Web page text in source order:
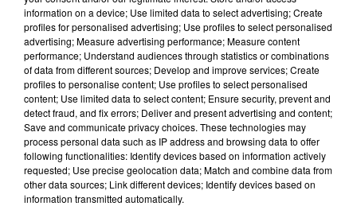
TNT, globalement en repli au profit de leurs rivales
historiques et des chaînes d’info, TMC (-0,4 point à
2,7 %) se maintient devant C8 (-0,7 point à 2,4 %). W9
est stable à 2,7 % et RMC Découverte gagne 0,4 point à
2,5 %. France 4, qui s’est muée en chaîne éducative le
23 mars, cède 0,4 point à 1,2 %.
Effondrement des revenus publicitaires
Médiamétrie précise que ces données mensuelles
intègrent pour la première fois l’écoute de la télévision
en dehors du domicile et en mobilité (notamment chez
information on a device; Use limited data to select advertising; Create
profiles for personalised advertising; Use profiles to select personalised
advertising; Measure advertising performance; Measure content
performance; Understand audiences through statistics or combinations
of data from different sources; Develop and improve services; Create
profiles to personalise content; Use profiles to select personalised
content; Use limited data to select content; Ensure security, prevent and
detect fraud, and fix errors; Deliver and present advertising and content;
Save and communicate privacy choices. These technologies may
process personal data such as IP address and browsing data to offer
following functionalities: Identify devices based on information actively
requested; Use precise geolocation data; Match and combine data from
other data sources; Link different devices; Identify devices based on
information transmitted automatically.